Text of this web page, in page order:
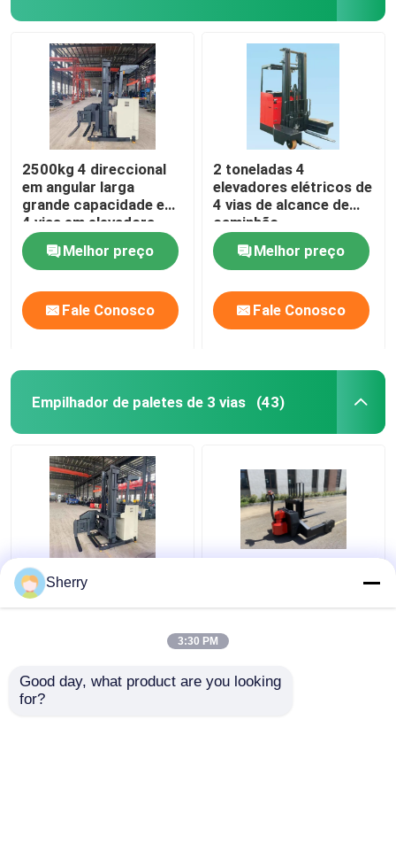
2500kg 4 direccional
em angular larga
grande capacidade em
4 vias em elevadora
elevadora
Melhor preço
Fale Conosco
2 toneladas 4
elevadores elétricos de
4 vias de alcance de
caminhão
Melhor preço
Fale Conosco
Empilhador de paletes de 3 vias (43)
2500kg 3 Way Palet
Stacker Passeio
Estacionamento lateral
toneladas Sistema de
controle de
americano CURTIS
Sherry
3:30 PM
Good day, what product are you looking
for?